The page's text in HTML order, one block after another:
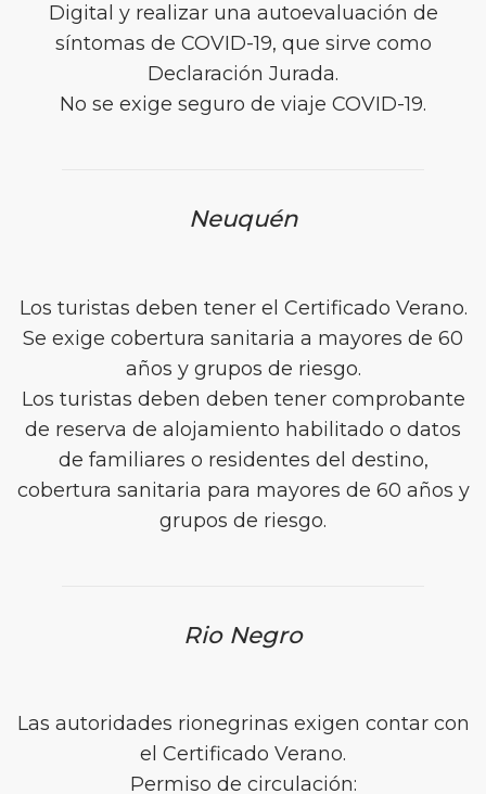
Digital y realizar una autoevaluación de
síntomas de COVID-19, que sirve como
Declaración Jurada.
No se exige seguro de viaje COVID-19.
Neuquén
Los turistas deben tener el Certificado Verano.
Se exige cobertura sanitaria a mayores de 60
años y grupos de riesgo.
Los turistas deben deben tener comprobante
de reserva de alojamiento habilitado o datos
de familiares o residentes del destino,
cobertura sanitaria para mayores de 60 años y
grupos de riesgo.
Rio Negro
Las autoridades rionegrinas exigen contar con
el Certificado Verano.
Permiso de circulación: